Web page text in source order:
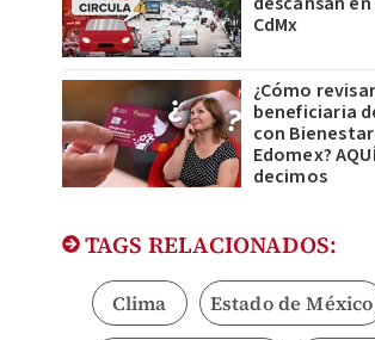
CdMx
¿Cómo
beneficiaria
con
Edomex?
decimos
TAGS RELACIONADOS:
Clima Estado de México